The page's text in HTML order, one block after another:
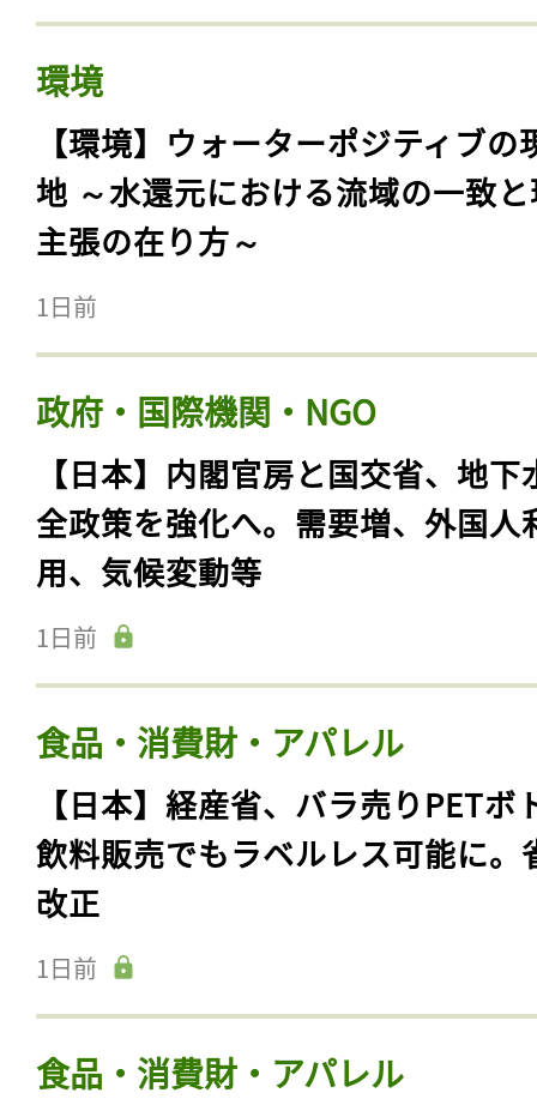
環境
【環境】ウォーターポジティブの
地 ～水還元における流域の一致
主張の在り方～
1日前
政府・国際機関・NGO
【日本】内閣官房と国交省、地下
全政策を強化へ。需要増、外国人
用、気候変動等
1日前
食品・消費財・アパレル
【日本】経産省、バラ売りPETボ
飲料販売でもラベルレス可能に。
改正
1日前
食品・消費財・アパレル